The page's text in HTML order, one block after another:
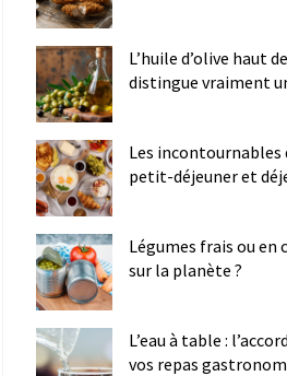
L’huile d’olive haut
distingue vraiment
Les incontournables
petit-déjeuner et
Légumes frais ou en
sur la planète ?
L’eau à table :
vos repas